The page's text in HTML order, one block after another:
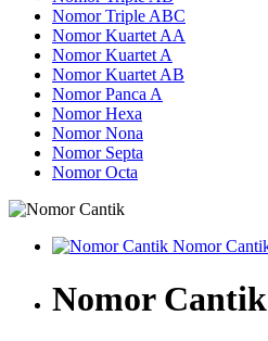
Nomor Triple ABC
Nomor Kuartet AA
Nomor Kuartet A
Nomor Kuartet AB
Nomor Panca A
Nomor Hexa
Nomor Nona
Nomor Septa
Nomor Octa
Nomor Cantik